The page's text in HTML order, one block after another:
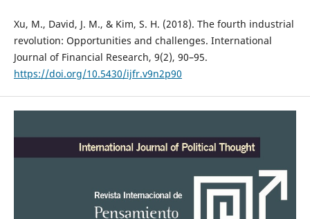
Xu, M., David, J. M., & Kim, S. H. (2018). The fourth industrial
revolution: Opportunities and challenges. International
Journal of Financial Research, 9(2), 90–95.
https://doi.org/10.5430/ijfr.v9n2p90